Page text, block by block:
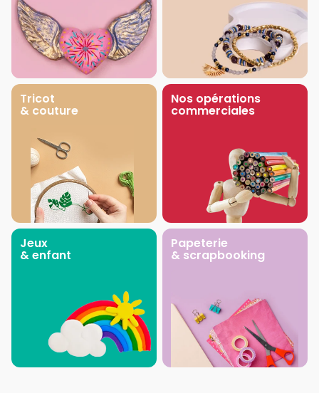
Tricot
& couture
Nos opérations
commerciales
Jeux
& enfant
Papeterie
& scrapbooking